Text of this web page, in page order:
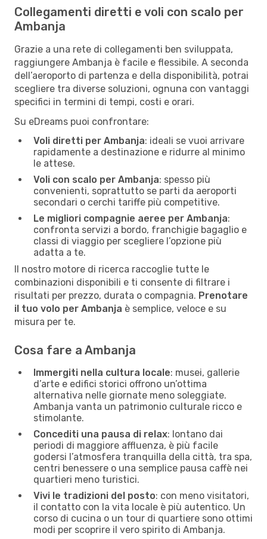
Collegamenti diretti e voli con scalo per
Ambanja
Grazie a una rete di collegamenti ben sviluppata,
raggiungere Ambanja è facile e flessibile. A seconda
dell’aeroporto di partenza e della disponibilità, potrai
scegliere tra diverse soluzioni, ognuna con vantaggi
specifici in termini di tempi, costi e orari.
Su eDreams puoi confrontare:
Voli diretti per Ambanja: ideali se vuoi arrivare
rapidamente a destinazione e ridurre al minimo
le attese.
Voli con scalo per Ambanja: spesso più
convenienti, soprattutto se parti da aeroporti
secondari o cerchi tariffe più competitive.
Le migliori compagnie aeree per Ambanja:
confronta servizi a bordo, franchigie bagaglio e
classi di viaggio per scegliere l’opzione più
adatta a te.
Il nostro motore di ricerca raccoglie tutte le
combinazioni disponibili e ti consente di filtrare i
risultati per prezzo, durata o compagnia. Prenotare
il tuo volo per Ambanja è semplice, veloce e su
misura per te.
Cosa fare a Ambanja
Immergiti nella cultura locale: musei, gallerie
d’arte e edifici storici offrono un’ottima
alternativa nelle giornate meno soleggiate.
Ambanja vanta un patrimonio culturale ricco e
stimolante.
Concediti una pausa di relax: lontano dai
periodi di maggiore affluenza, è più facile
godersi l’atmosfera tranquilla della città, tra spa,
centri benessere o una semplice pausa caffè nei
quartieri meno turistici.
Vivi le tradizioni del posto: con meno visitatori,
il contatto con la vita locale è più autentico. Un
corso di cucina o un tour di quartiere sono ottimi
modi per scoprire il vero spirito di Ambanja.